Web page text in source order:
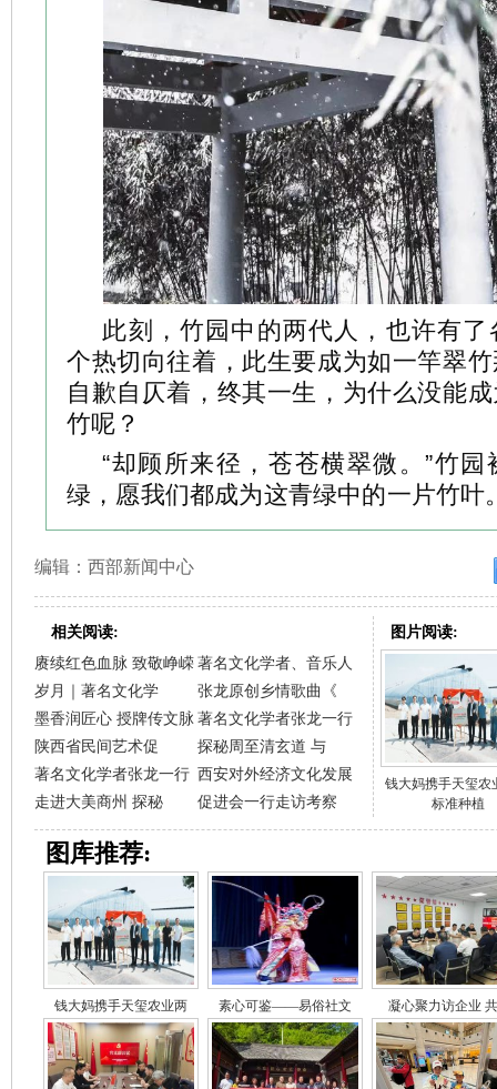
此刻，竹园中的两代人，也许有
个热切向往着，此生要成为如一竿翠
自歉自仄着，终其一生，为什么没能
竹呢？
“却顾所来径，苍苍横翠微。”竹
绿，愿我们都成为这青绿中的一片竹叶
编辑：西部新闻中心
相关阅读:
赓续红色血脉 致敬峥嵘
岁月｜著名文化学
著名文化学者、音乐人
张龙原创乡情歌曲《
墨香润匠心 授牌传文脉
陕西省民间艺术促
著名文化学者张龙一行
探秘周至清玄道 与
著名文化学者张龙一行
走进大美商州 探秘
西安对外经济文化发展
促进会一行走访考察
图片阅读:
钱大妈携手天玺农
标准种植
图库推荐:
钱大妈携手天玺农业两 素心可鉴——易俗社文 凝心聚力访企业